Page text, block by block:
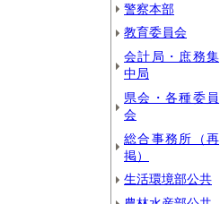
警察本部
教育委員会
会計局・庶務集
中局
県会・各種委員
会
総合事務所（再
掲）
生活環境部公共